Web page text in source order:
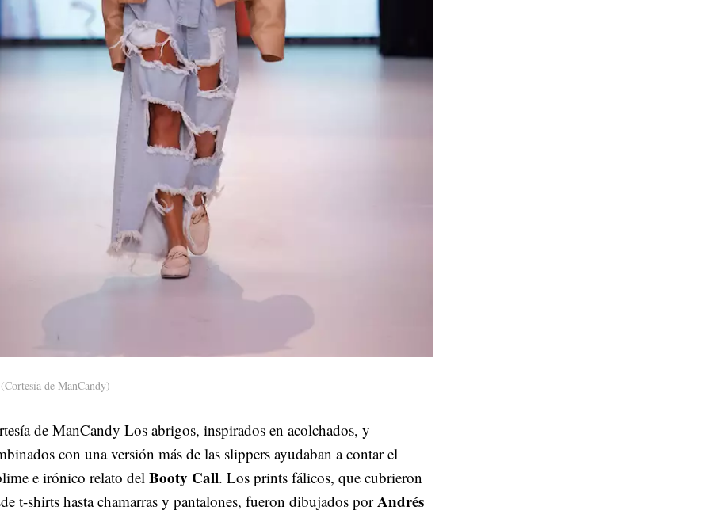
(Cortesía de ManCandy)
de ManCandy Los abrigos, inspirados en acolchados, y
con una versión más de las slippers ayudaban a contar el
e irónico relato del Booty Call. Los prints fálicos, que cubrieron
t-shirts hasta chamarras y pantalones, fueron dibujados porAndrés